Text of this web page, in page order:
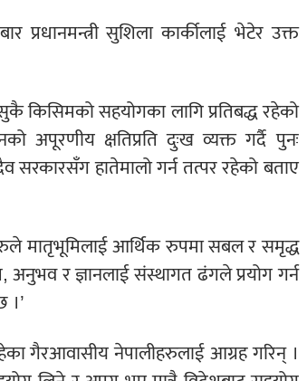
प्रधानमन्त्री सुशिला कार्कीलाई भेटेर उक्त
किसिमको सहयोगका लागि प्रतिबद्ध रहेको
क्षतिप्रति दुःख व्यक्त गर्दै पुनः
सरकारसँग हातेमालो गर्न तत्पर रहेको बताए
मातृभूमिलाई आर्थिक रुपमा सबल र समृद्ध
र ज्ञानलाई संस्थागत ढंगले प्रयोग गर्न
रहेका गैरआवासीय नेपालीहरुलाई आग्रह गरिन् ।